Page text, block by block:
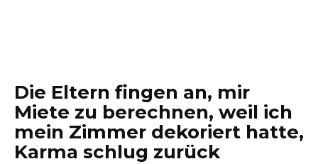
Die Eltern fingen an, mir
Miete zu berechnen, weil ich
mein Zimmer dekoriert hatte,
Karma schlug zurück